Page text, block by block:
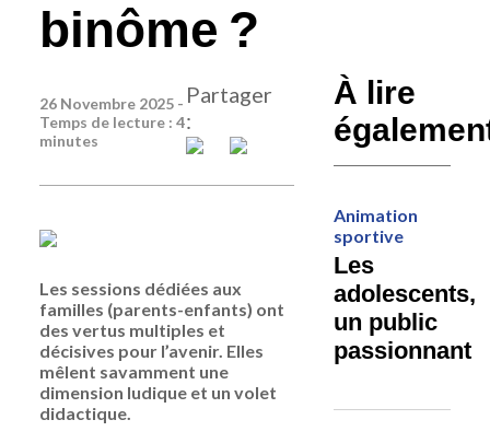
binôme ?
26 Novembre 2025 -
Temps de lecture : 4
minutes
Partager
:
Les sessions dédiées aux
familles (parents-enfants) ont
des vertus multiples et
décisives pour l’avenir. Elles
mêlent savamment une
dimension ludique et un volet
didactique.
À lire
Animation
sportive
Les
adolescents,
un public
passionnant